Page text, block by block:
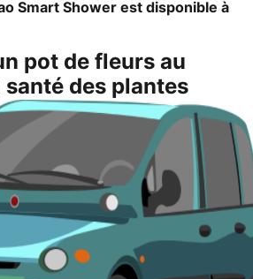
Smart Shower est disponible à
pot de fleurs au
santé des plantes